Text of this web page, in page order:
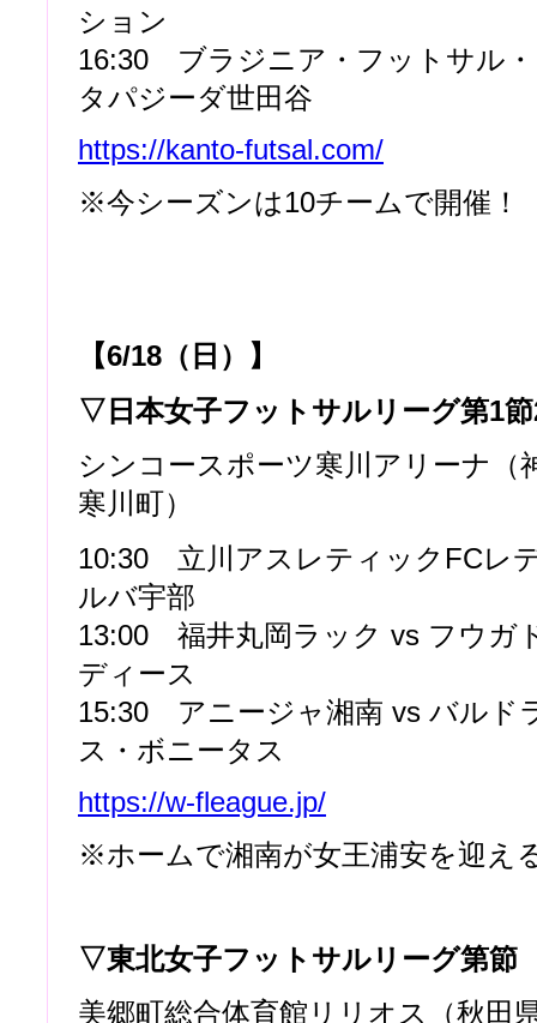
ション
16:30 ブラジニア・フットサル
タパジーダ世田谷
https://kanto-futsal.com/
※今シーズンは10チームで開催！
【6/18（日）】
▽日本女子フットサルリーグ第1
シンコースポーツ寒川アリーナ（
寒川町）
10:30 立川アスレティックFCレ
ルバ宇部
13:00 福井丸岡ラック vs フウガ
ディース
15:30 アニージャ湘南 vs バルド
ス・ボニータス
https://w-fleague.jp/
※ホームで湘南が女王浦安を迎え
▽東北女子フットサルリーグ第節
美郷町総合体育館リリオス（秋田